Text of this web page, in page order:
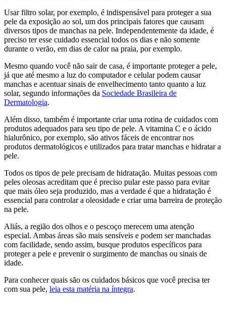
Usar filtro solar, por exemplo, é indispensável para proteger a sua
pele da exposição ao sol, um dos principais fatores que causam
diversos tipos de manchas na pele. Independentemente da idade, é
preciso ter esse cuidado essencial todos os dias e não somente
durante o verão, em dias de calor na praia, por exemplo.
Mesmo quando você não sair de casa, é importante proteger a pele,
já que até mesmo a luz do computador e celular podem causar
manchas e acentuar sinais de envelhecimento tanto quanto a luz
solar, segundo informações da Sociedade Brasileira de
Dermatologia.
Além disso, também é importante criar uma rotina de cuidados com
produtos adequados para seu tipo de pele. A vitamina C e o ácido
hialurônico, por exemplo, são ativos fáceis de encontrar nos
produtos dermatológicos e utilizados para tratar manchas e hidratar a
pele.
Todos os tipos de pele precisam de hidratação. Muitas pessoas com
peles oleosas acreditam que é preciso pular este passo para evitar
que mais óleo seja produzido, mas a verdade é que a hidratação é
essencial para controlar a oleosidade e criar uma barreira de proteção
na pele.
Aliás, a região dos olhos e o pescoço merecem uma atenção
especial. Ambas áreas são mais sensíveis e podem ser manchadas
com facilidade, sendo assim, busque produtos específicos para
proteger a pele e prevenir o surgimento de manchas ou sinais de
idade.
Para conhecer quais são os cuidados básicos que você precisa ter
com sua pele, leia esta matéria na íntegra.